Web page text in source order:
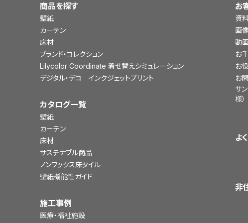
商品を探す
壁紙
カーテン
床材
ブランド・コレクション
Lilycolor Coordinate 着せ替えシミュレーション
デジタル・デコ インクジェットプリント
カタログ一覧
壁紙
カーテン
床材
サステナブル商品
ノンワックス床タイル
壁紙機能性ガイド
施工事例
医療・福祉施設
お
資
画
動
お
お
お
サ
様）
よ
非